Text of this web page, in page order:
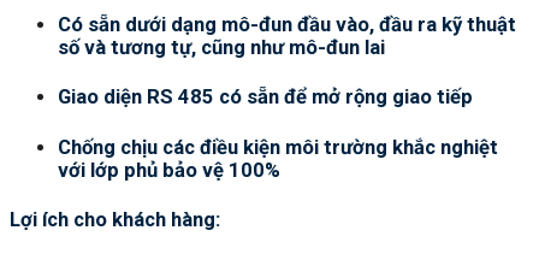
Có sẵn dưới dạng mô-đun đầu vào, đầu ra kỹ thuật
số và tương tự, cũng như mô-đun lai
Giao diện RS 485 có sẵn để mở rộng giao tiếp
Chống chịu các điều kiện môi trường khắc nghiệt
với lớp phủ bảo vệ 100%
Lợi ích cho khách hàng: